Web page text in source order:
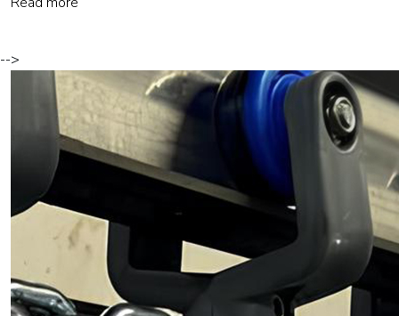
-->